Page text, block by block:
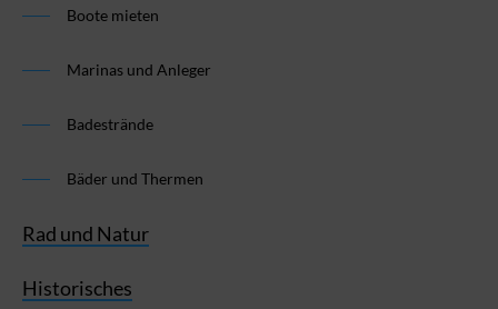
Boote mieten
Marinas und Anleger
Badestrände
Bäder und Thermen
Rad und Natur
Historisches